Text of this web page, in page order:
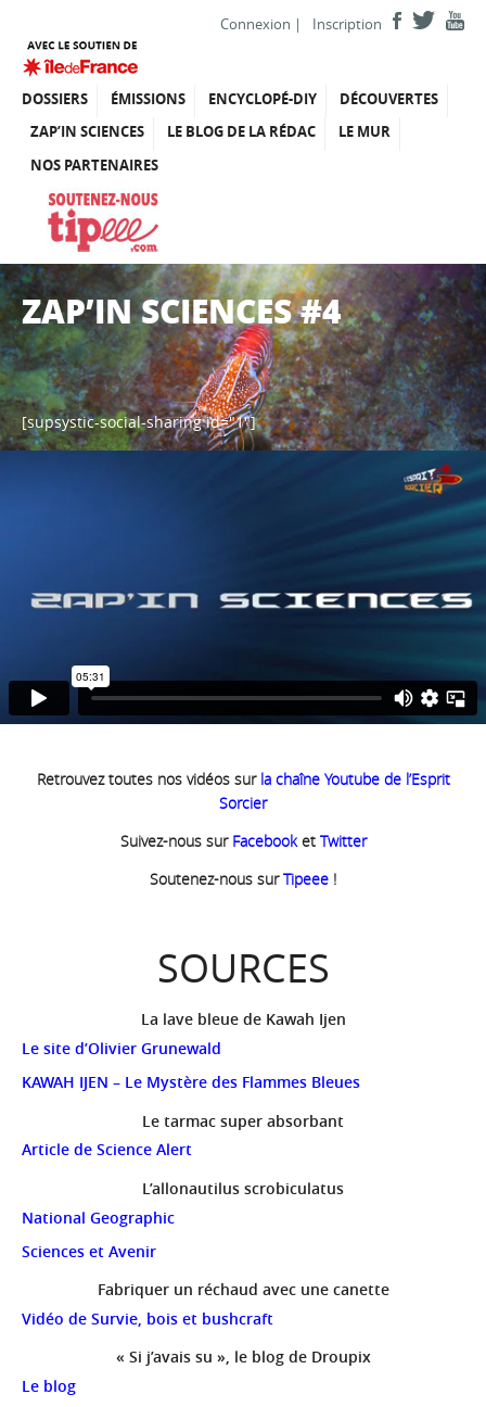
Connexion | Inscription
DOSSIERS ÉMISSIONS ENCYCLOPÉ-DIY
DÉCOUVERTES
ZAP’IN SCIENCES
LE BLOG DE LA RÉDAC
LE MUR
NOS PARTENAIRES
ZAP’IN SCIENCES #4
[supsystic-social-sharing id="1"]
Retrouvez toutes nos vidéos sur la chaîne Youtube de l’Esprit
Sorcier
Suivez-nous sur Facebooket Twitter
Soutenez-nous surTipeee !
SOURCES
La lave bleue de Kawah Ijen
Le site d’Olivier Grunewald
KAWAH IJEN – Le Mystère des Flammes Bleues
Le tarmac super absorbant
Article de Science Alert
L’allonautilus scrobiculatus
National Geographic
Sciences et Avenir
Fabriquer un réchaud avec une canette
Vidéo de Survie, bois et bushcraft
« Si j’avais su », le blog de Droupix
Le blog